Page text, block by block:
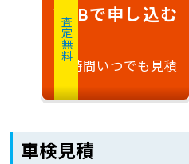
査定無料
WEBで申し込む
24時間いつでも見積
車検見積